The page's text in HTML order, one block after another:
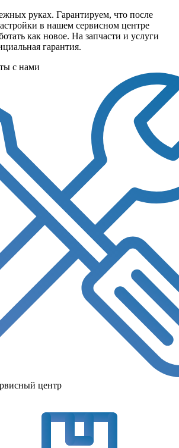
руках. Гарантируем, что после
в нашем сервисном центре
как новое. На запчасти и услуги
гарантия.
с нами
центр